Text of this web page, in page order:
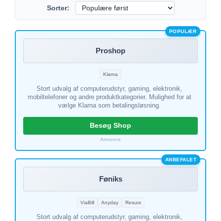
Sorter:
POPULÆR
Proshop
Klarna
Stort udvalg af computerudstyr, gaming, elektronik,
mobiltelefoner og andre produktkategorier. Mulighed for at
vælge Klarna som betalingsløsning.
Besøg Shop
Annonce
ANBEFALET
Føniks
ViaBill Anyday Resurs
Stort udvalg af computerudstyr, gaming, elektronik,